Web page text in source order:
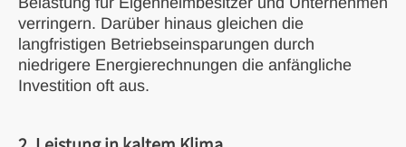
verringern. Darüber hinaus gleichen die
langfristigen Betriebseinsparungen durch
niedrigere Energierechnungen die anfängliche
Investition oft aus.